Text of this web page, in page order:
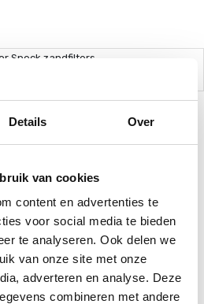
Details Over
van cookies
content en advertenties te
voor social media te bieden
te analyseren. Ook delen we
van onze site met onze
adverteren en analyse. Deze
combineren met andere
Speck zandfilters.